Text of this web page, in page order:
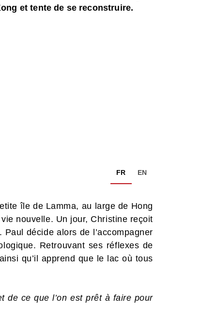
et tente de se reconstruire.
FR EN
île de Lamma, au large de Hong
nouvelle. Un jour, Christine reçoit
décide alors de l’accompagner
Retrouvant ses réflexes de
qu’il apprend que le lac où tous
de ce que l’on est prêt à faire pour